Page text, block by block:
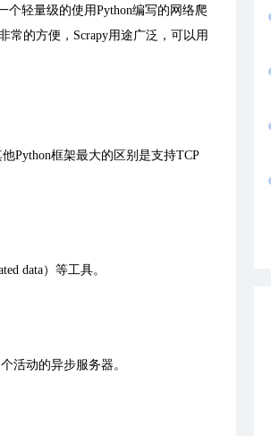
个轻量级的使用Python编写的网络爬
常的方便， Scrapy用途广泛，可以用
他Python框架最大的区别是支持TCP
data）等工具。
活动的异步服务器。